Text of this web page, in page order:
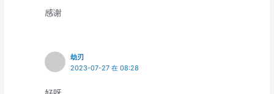
感谢
劫刃
2023-07-27 在 08:28